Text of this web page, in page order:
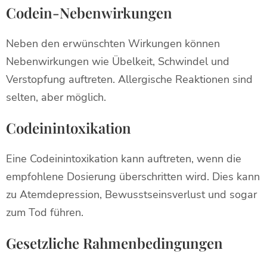
Codein-Nebenwirkungen
Neben den erwünschten Wirkungen können
Nebenwirkungen wie Übelkeit, Schwindel und
Verstopfung auftreten. Allergische Reaktionen sind
selten, aber möglich.
Codeinintoxikation
Eine Codeinintoxikation kann auftreten, wenn die
empfohlene Dosierung überschritten wird. Dies kann
zu Atemdepression, Bewusstseinsverlust und sogar
zum Tod führen.
Gesetzliche Rahmenbedingungen